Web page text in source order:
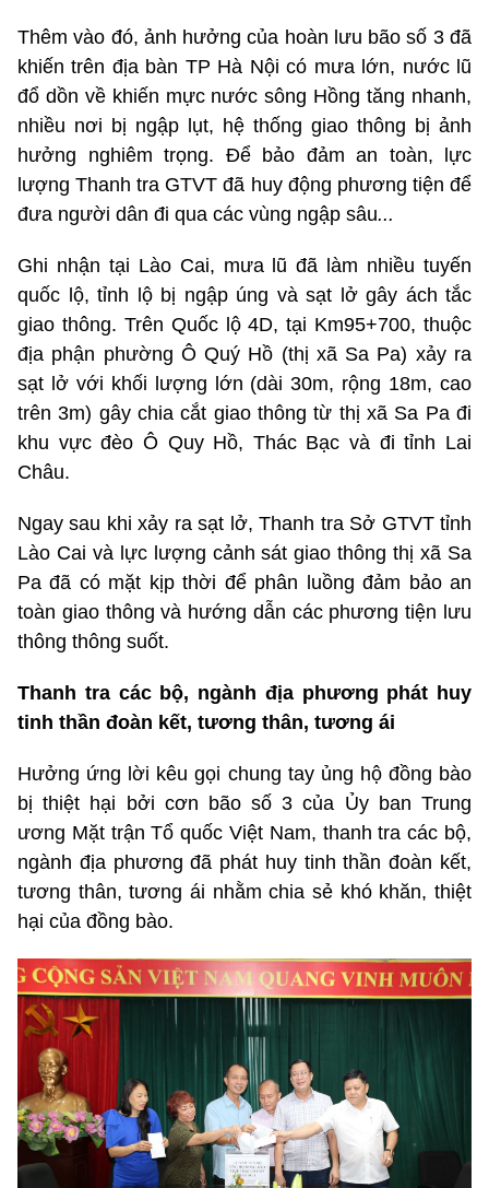
Thêm vào đó, ảnh hưởng của hoàn lưu bão số 3 đã
khiến trên địa bàn TP Hà Nội có mưa lớn, nước lũ
đổ dồn về khiến mực nước sông Hồng tăng nhanh,
nhiều nơi bị ngập lụt, hệ thống giao thông bị ảnh
hưởng nghiêm trọng. Để bảo đảm an toàn, lực
lượng Thanh tra GTVT đã huy động phương tiện để
đưa người dân đi qua các vùng ngập sâu...
Ghi nhận tại Lào Cai, mưa lũ đã làm nhiều tuyến
quốc lộ, tỉnh lộ bị ngập úng và sạt lở gây ách tắc
giao thông. Trên Quốc lộ 4D, tại Km95+700, thuộc
địa phận phường Ô Quý Hồ (thị xã Sa Pa) xảy ra
sạt lở với khối lượng lớn (dài 30m, rộng 18m, cao
trên 3m) gây chia cắt giao thông từ thị xã Sa Pa đi
khu vực đèo Ô Quy Hồ, Thác Bạc và đi tỉnh Lai
Châu.
Ngay sau khi xảy ra sạt lở, Thanh tra Sở GTVT tỉnh
Lào Cai và lực lượng cảnh sát giao thông thị xã Sa
Pa đã có mặt kịp thời để phân luồng đảm bảo an
toàn giao thông và hướng dẫn các phương tiện lưu
thông thông suốt.
Thanh tra các bộ, ngành địa phương phát huy
tinh thần đoàn kết, tương thân, tương ái
Hưởng ứng lời kêu gọi chung tay ủng hộ đồng bào
bị thiệt hại bởi cơn bão số 3 của Ủy ban Trung
ương Mặt trận Tổ quốc Việt Nam, thanh tra các bộ,
ngành địa phương đã phát huy tinh thần đoàn kết,
tương thân, tương ái nhằm chia sẻ khó khăn, thiệt
hại của đồng bào.